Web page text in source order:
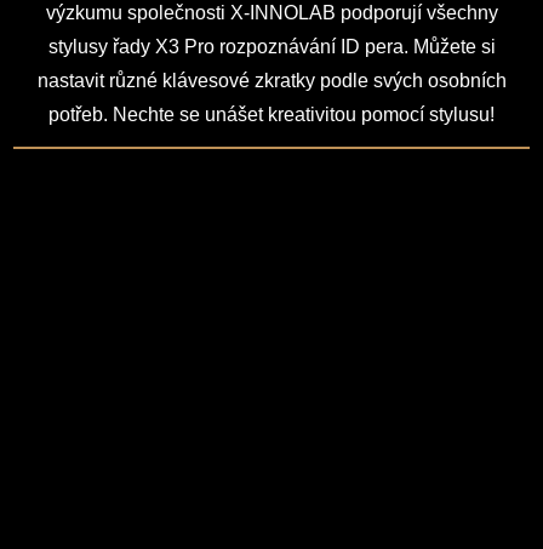
výzkumu společnosti X-INNOLAB podporují všechny
stylusy řady X3 Pro rozpoznávání ID pera. Můžete si
nastavit různé klávesové zkratky podle svých osobních
potřeb. Nechte se unášet kreativitou pomocí stylusu!